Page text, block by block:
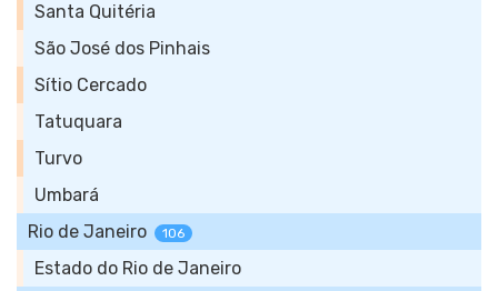
Santa Quitéria
São José dos Pinhais
Sítio Cercado
Tatuquara
Turvo
Umbará
Rio de Janeiro
106
Estado do Rio de Janeiro